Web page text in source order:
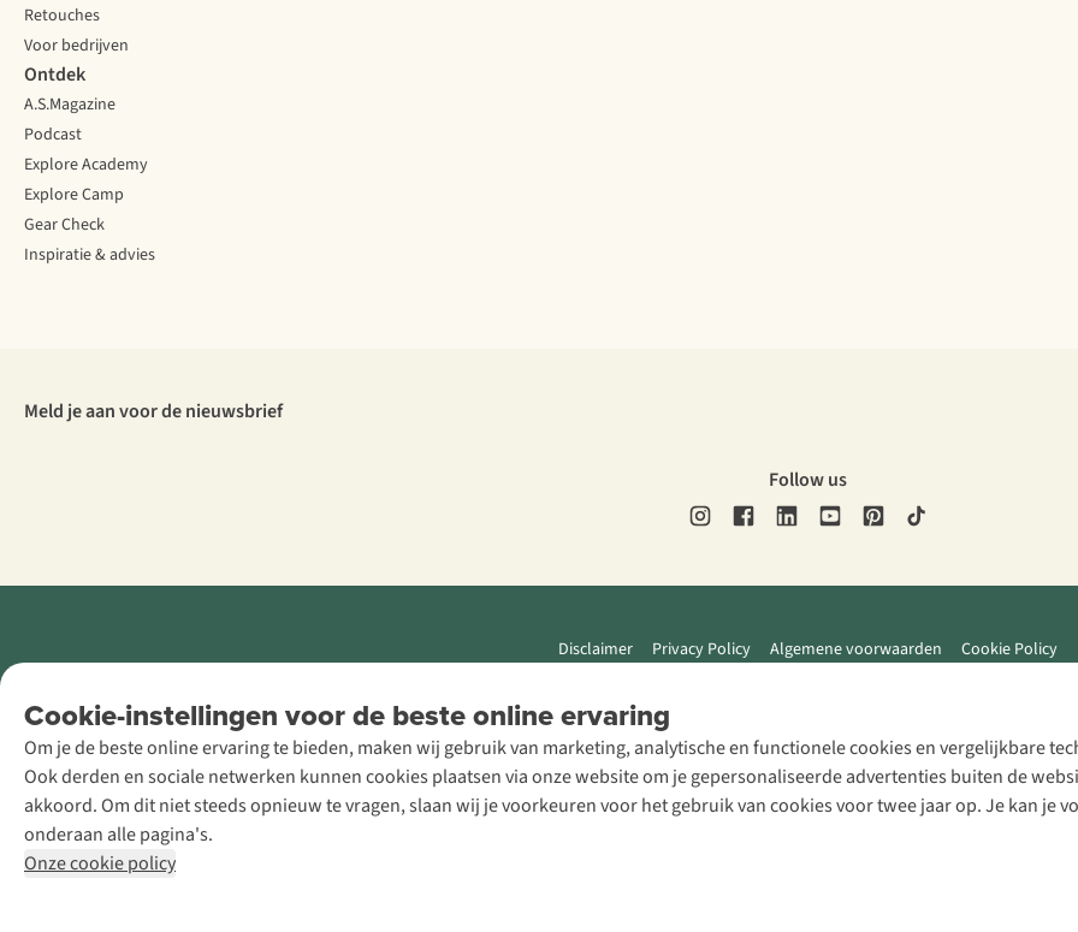
Cookie-instellingen voor de beste online ervaring
Om je de beste online ervaring te bieden, maken wij gebruik van marketing, analytische en functionele cookies en vergelijkbare
Ook derden en sociale netwerken kunnen cookies plaatsen via onze website om je gepersonaliseerde advertenties buiten de
akkoord. Om dit niet steeds opnieuw te vragen, slaan wij je voorkeuren voor het gebruik van cookies voor twee jaar op. Je kan je
onderaan alle pagina's.
Onze cookie policy
Retouches
Voor bedrijven
Ontdek
A.S.Magazine
Podcast
Explore Academy
Explore Camp
Gear Check
Inspiratie & advies
Meld je aan voor de nieuwsbrief
Follow us
Disclaimer Privacy Policy Algemene voorwaarden Cookie Policy
Retail Concepts
NV,
Smallandlaan
9, B-2660
Hoboken
+32 (0)3 828
30 15